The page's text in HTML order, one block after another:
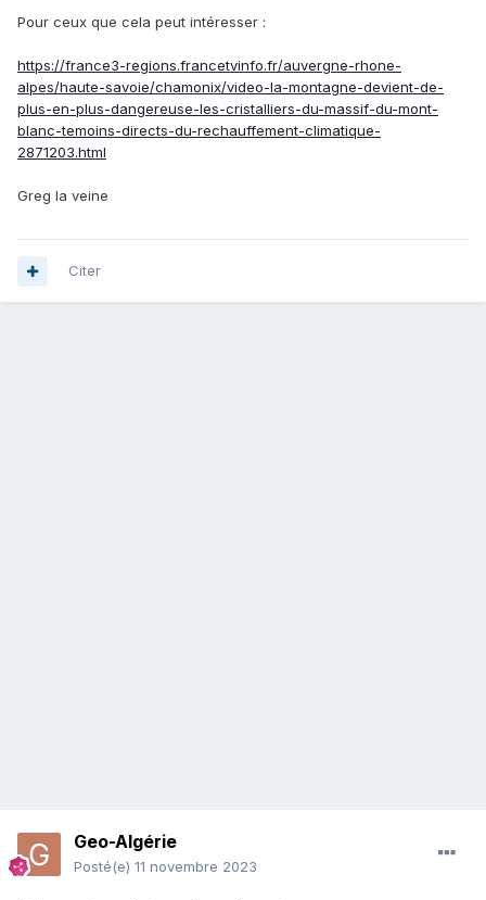
Pour ceux que cela peut intéresser :
https://france3-regions.francetvinfo.fr/auvergne-rhone-
alpes/haute-savoie/chamonix/video-la-montagne-devient-de-
plus-en-plus-dangereuse-les-cristalliers-du-massif-du-mont-
blanc-temoins-directs-du-rechauffement-climatique-
2871203.html
Greg la veine
Citer
Geo-Algérie
Posté(e) 11 novembre 2023